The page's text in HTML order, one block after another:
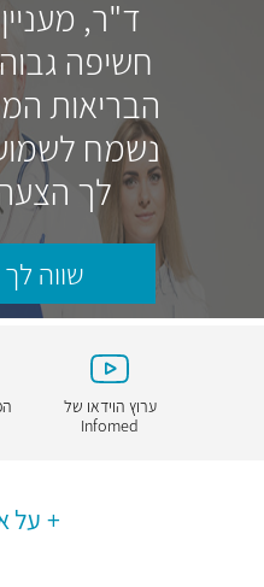
ד"ר,
חשיפה
הבריאות
נשמח
לך
שווה
ערוץ הוידאו של
Infomed
על